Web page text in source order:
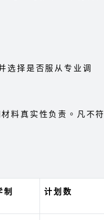
选择是否服从专业调
料真实性负责。凡不符
制 计划数